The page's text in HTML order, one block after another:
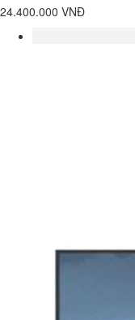
24.400.000 VNĐ